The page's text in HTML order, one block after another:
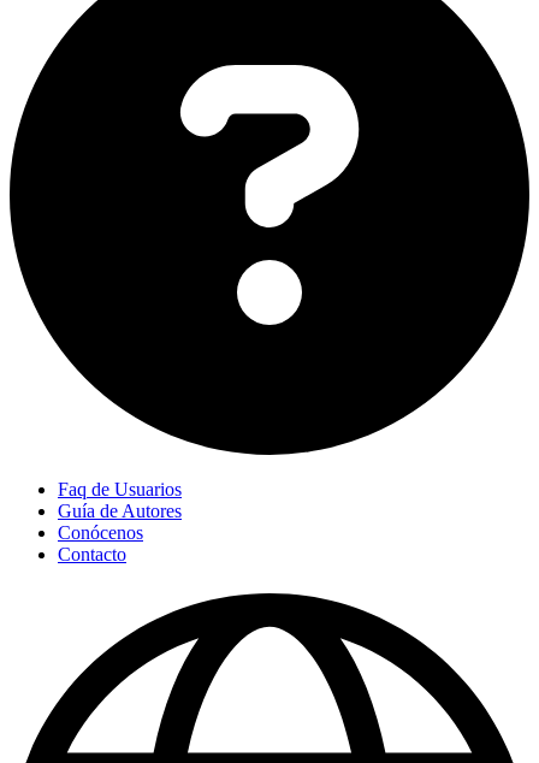
Faq de Usuarios
Guía de Autores
Conócenos
Contacto